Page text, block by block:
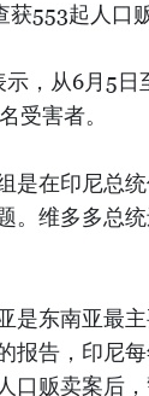
553起人口
示，从6月5
受害者。
是在印尼总
。维多多总
是东南亚最
报告，印尼
口贩卖案后